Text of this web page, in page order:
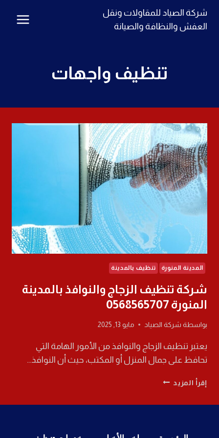
التجاوز
شركة الصياد للمقاولات ونقل
العفش والنظافة والصيانة
تنظيف واجهات
المدينة المنورة تنظيف بالمدينة
شركة تنظيف الزجاج والنوافذ بالمدينة
المنورة 0568565707
بواسطة شركة الصياد مايو 13, 2025
يعتبر تنظيف الزجاج والنوافذ من الأمور الهامة التي
تحافظ على جمال المنزل أو المكتب، حيث أن النوافذ…
إقرأ المزيد شركة
المنورة